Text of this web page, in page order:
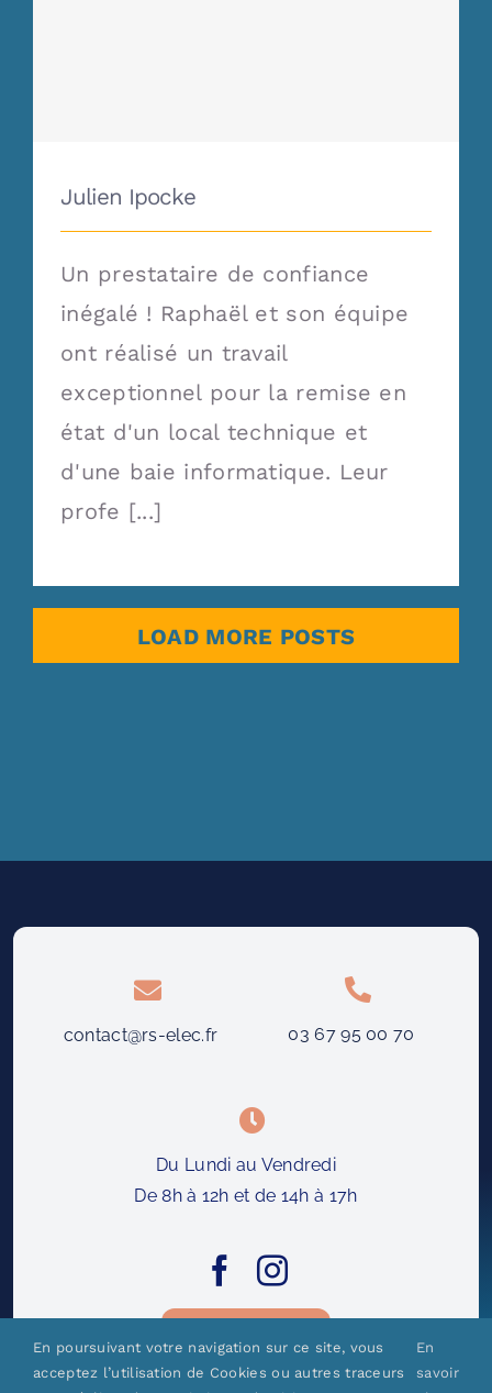
Julien Ipocke
Un prestataire de confiance
inégalé ! Raphaël et son équipe
ont réalisé un travail
exceptionnel pour la remise en
état d'un local technique et
d'une baie informatique. Leur
profe [...]
LOAD MORE POSTS
contact@rs-elec.fr 03 67 95 00 70
Du Lundi au Vendredi
De 8h à 12h et de 14h à 17h
En poursuivant votre navigation sur ce site, vous
acceptez l’utilisation de Cookies ou autres traceurs
En
savoir